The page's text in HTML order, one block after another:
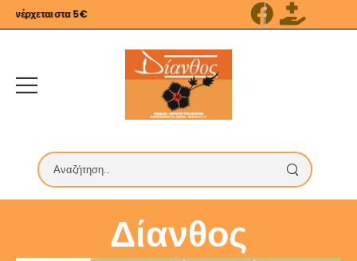
στα 5€
Δίανθος